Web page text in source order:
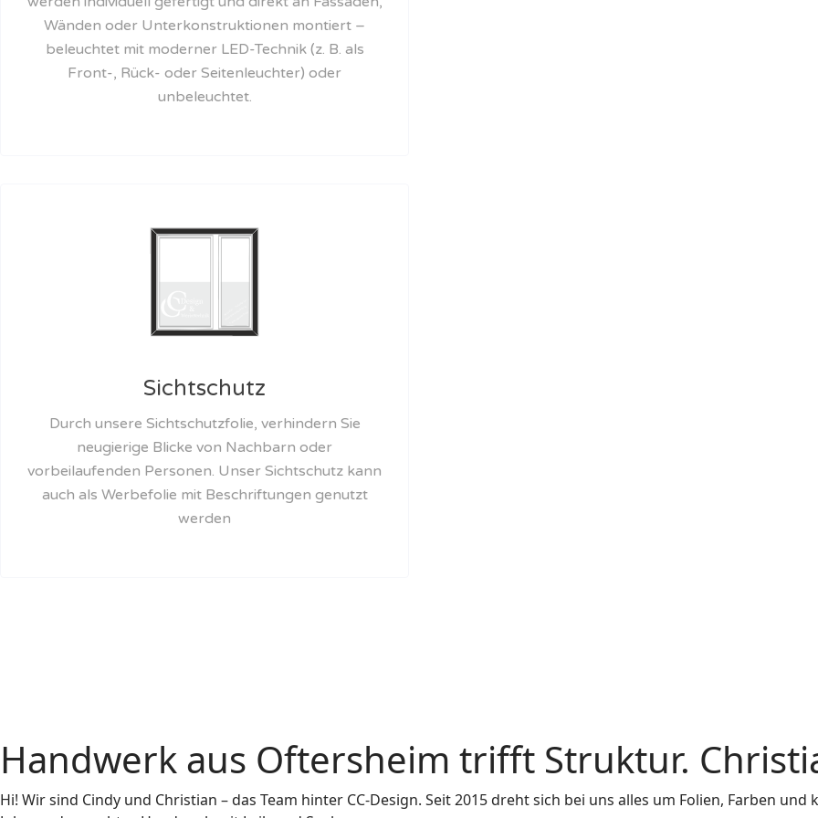
Wänden oder Unterkonstruktionen montiert –
beleuchtet mit moderner LED-Technik (z. B. als
Front-, Rück- oder Seitenleuchter) oder
unbeleuchtet.
Sichtschutz
Durch unsere Sichtschutzfolie, verhindern Sie
neugierige Blicke von Nachbarn oder
vorbeilaufenden Personen. Unser Sichtschutz kann
auch als Werbefolie mit Beschriftungen genutzt
werden
Handwerk aus Oftersheim trifft Struktur.
Hi! Wir sind Cindy und Christian – das Team hinter CC-Design. Seit 2015 dreht sich bei uns alles um Folien, Farben